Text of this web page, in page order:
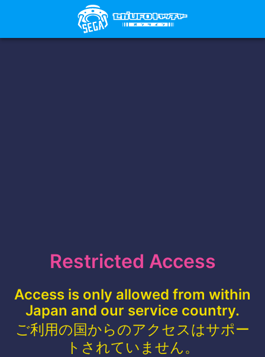
Restricted Access
Access is only allowed from within
Japan and our service country.
ご利用の国からのアクセスはサポー
トされていません。